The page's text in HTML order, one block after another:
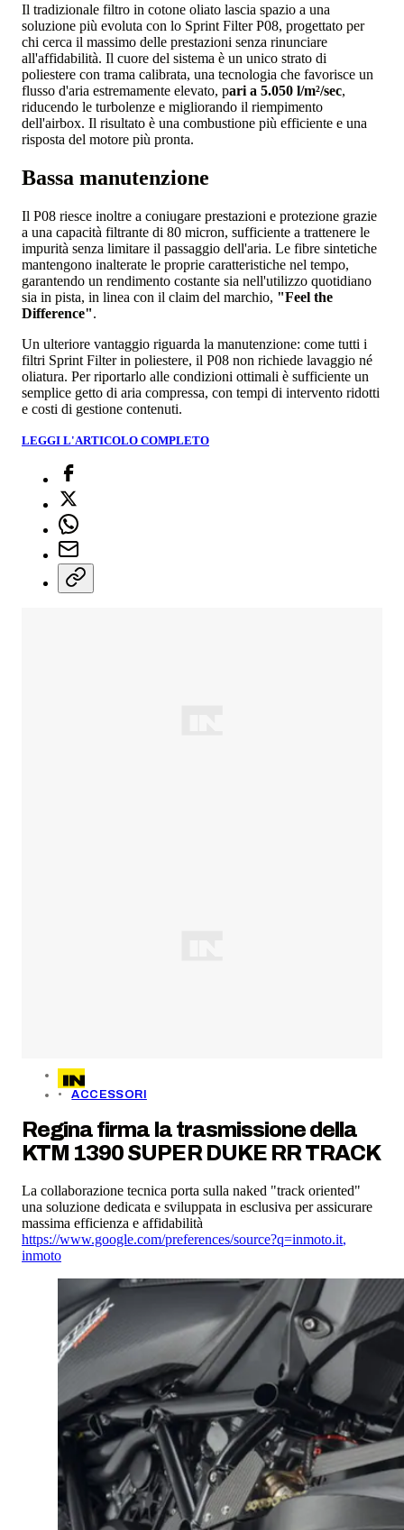
Il tradizionale filtro in cotone oliato lascia spazio a una
soluzione più evoluta con lo Sprint Filter P08, progettato per
chi cerca il massimo delle prestazioni senza rinunciare
all'affidabilità. Il cuore del sistema è un unico strato di
poliestere con trama calibrata, una tecnologia che favorisce un
flusso d'aria estremamente elevato, pari a 5.050 l/m²/sec,
riducendo le turbolenze e migliorando il riempimento
dell'airbox. Il risultato è una combustione più efficiente e una
risposta del motore più pronta.
Bassa manutenzione
Il P08 riesce inoltre a coniugare prestazioni e protezione grazie
a una capacità filtrante di 80 micron, sufficiente a trattenere le
impurità senza limitare il passaggio dell'aria. Le fibre sintetiche
mantengono inalterate le proprie caratteristiche nel tempo,
garantendo un rendimento costante sia nell'utilizzo quotidiano
sia in pista, in linea con il claim del marchio, "Feel the
Difference".
Un ulteriore vantaggio riguarda la manutenzione: come tutti i
filtri Sprint Filter in poliestere, il P08 non richiede lavaggio né
oliatura. Per riportarlo alle condizioni ottimali è sufficiente un
semplice getto di aria compressa, con tempi di intervento ridotti
e costi di gestione contenuti.
LEGGI L'ARTICOLO COMPLETO
ACCESSORI
Regina firma la trasmissione della
KTM 1390 SUPER DUKE RR TRACK
La collaborazione tecnica porta sulla naked "track oriented"
una soluzione dedicata e sviluppata in esclusiva per assicurare
massima efficienza e affidabilità
https://www.google.com/preferences/source?q=inmoto.it,
inmoto